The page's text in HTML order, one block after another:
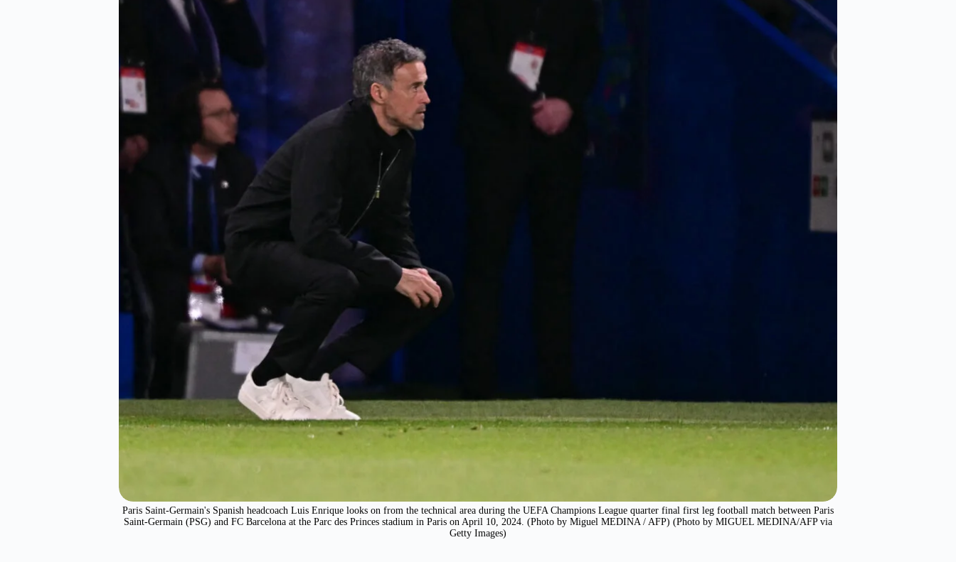
Paris Saint-Germain's Spanish headcoach Luis Enrique looks on from the technical area during the UEFA Champions League quarter final first leg football match between Paris
Saint-Germain (PSG) and FC Barcelona at the Parc des Princes stadium in Paris on April 10, 2024. (Photo by Miguel MEDINA / AFP) (Photo by MIGUEL MEDINA/AFP via
Getty Images)